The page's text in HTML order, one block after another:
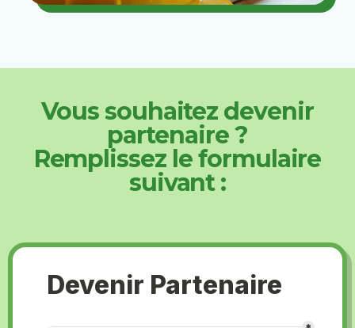
Vous souhaitez devenir
partenaire ?
Remplissez le formulaire
suivant :